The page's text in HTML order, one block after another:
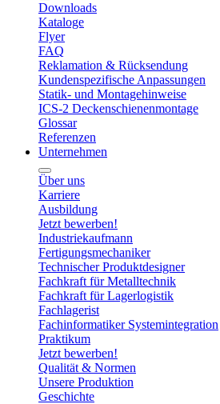
Downloads
Kataloge
Flyer
FAQ
Reklamation & Rücksendung
Kundenspezifische Anpassungen
Statik- und Montagehinweise
ICS-2 Deckenschienenmontage
Glossar
Referenzen
Unternehmen
Über uns
Karriere
Ausbildung
Jetzt bewerben!
Industriekaufmann
Fertigungsmechaniker
Technischer Produktdesigner
Fachkraft für Metalltechnik
Fachkraft für Lagerlogistik
Fachlagerist
Fachinformatiker Systemintegration
Praktikum
Jetzt bewerben!
Qualität & Normen
Unsere Produktion
Geschichte